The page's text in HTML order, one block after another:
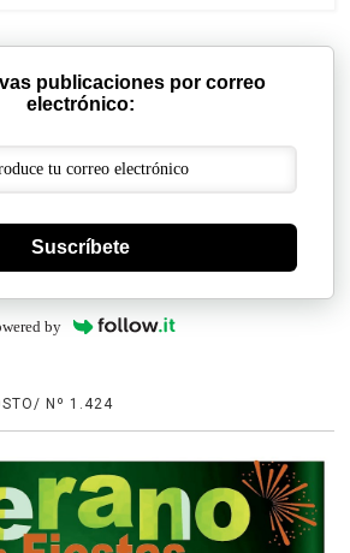
publicaciones por correo
electrónico:
Suscríbete
by
Nº 1.424